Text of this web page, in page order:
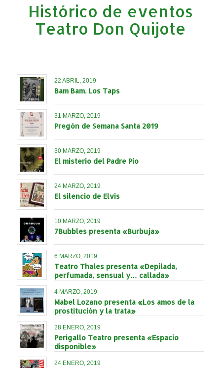
Histórico de eventos
Teatro Don Quijote
22 ABRIL, 2019
Bam Bam. Los Taps
31 MARZO, 2019
Pregón de Semana Santa 2019
30 MARZO, 2019
El misterio del Padre Pío
24 MARZO, 2019
El silencio de Elvis
10 MARZO, 2019
7Bubbles presenta «Burbuja»
6 MARZO, 2019
Teatro Thales presenta «Depilada,
perfumada, sensual y… callada»
4 MARZO, 2019
Mabel Lozano presenta «Los amos de la
prostitución y la trata»
28 ENERO, 2019
Perigallo Teatro presenta «Espacio
disponible»
24 ENERO, 2019